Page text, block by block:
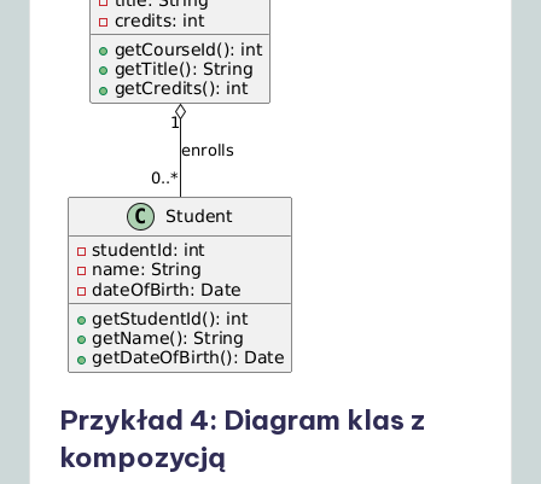
Przykład 4: Diagram klas z
kompozycją